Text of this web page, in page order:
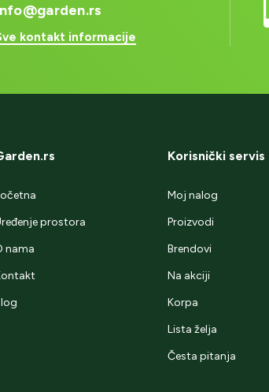
kontakt informacije
prostora
nama
Korisnički servis
Moj nalog
Proizvodi
Brendovi
Na akciji
Korpa
Lista želja
Česta pitanja